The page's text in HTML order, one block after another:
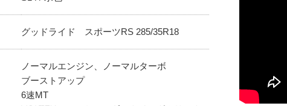
グッドライド スポーツRS 285/35R18
ノーマルエンジン、ノーマルターボ
ブーストアップ
6速MT